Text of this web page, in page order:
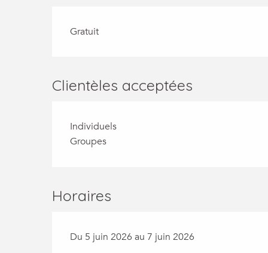
Gratuit
Clientèles acceptées
Individuels
Groupes
Horaires
Du 5 juin 2026 au 7 juin 2026